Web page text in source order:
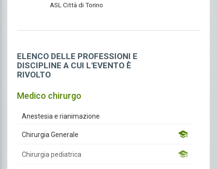
ASL Città di Torino
ELENCO DELLE PROFESSIONI E
DISCIPLINE A CUI L'EVENTO È
RIVOLTO
Medico chirurgo
Anestesia e rianimazione
Chirurgia Generale
Chirurgia pediatrica